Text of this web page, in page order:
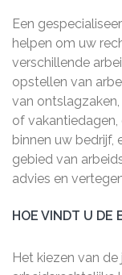
Een
helpen om uw
verschillende
opstellen van
van
of
binnen uw
gebied van
advies en
HOE VINDT U DE
Het kiezen van